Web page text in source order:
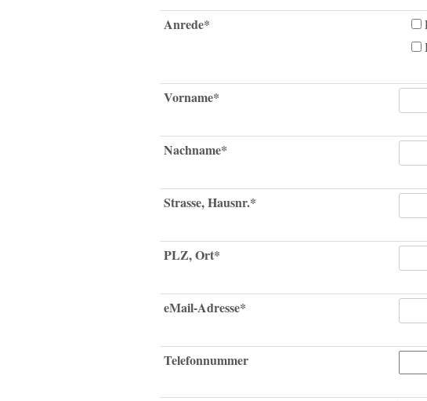
Anrede*
Vorname*
Nachname*
Strasse, Hausnr.*
PLZ, Ort*
eMail-Adresse*
Telefonnummer